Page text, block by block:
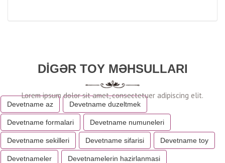
DIGƏR TOY MƏHSULLARI
Devetname az Devetname duzeltmek
Devetname formalari Devetname numuneleri
Devetname sekilleri Devetname sifarisi Devetname toy
Devetnameler Devetnamelerin hazirlanmasi